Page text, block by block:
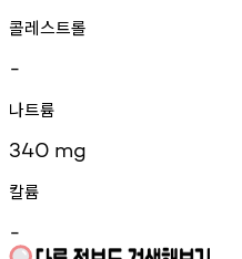
콜레스트롤
-
나트륨
340 mg
칼륨
-